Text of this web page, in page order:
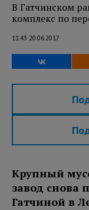
В Гатчинском
комплекс по
11:43 20.06.2017
Крупный
завод снова
Гатчиной в